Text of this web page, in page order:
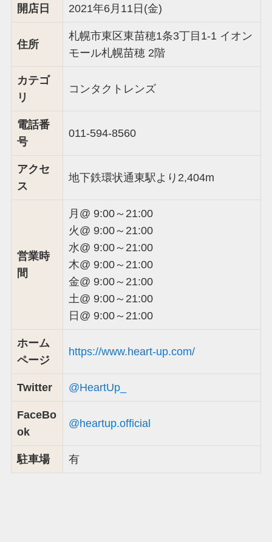
開店日 2021年6月11日(金)
住所
札幌市東区東苗穂1条3丁目1-1 イオン
モール札幌苗穂 2階
カテゴ
リ
コンタクトレンズ
電話番
号
011-594-8560
アクセ
ス
地下鉄環状通東駅より2,404m
営業時
間
月@ 9:00～21:00
火@ 9:00～21:00
水@ 9:00～21:00
木@ 9:00～21:00
金@ 9:00～21:00
土@ 9:00～21:00
日@ 9:00～21:00
ホーム
ページ
https://www.heart-up.com/
Twitter @HeartUp_
FaceBo
ok
@heartup.official
駐車場 有